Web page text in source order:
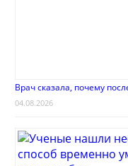
Врач сказала, почему
04.08.2026